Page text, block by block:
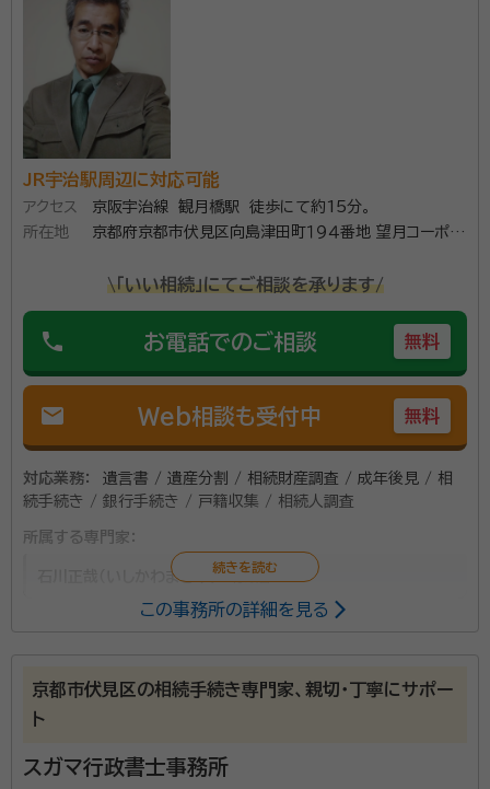
JR宇治駅周辺に対応可能
アクセス
京阪宇治線 観月橋駅 徒歩にて約15分。
所在地
京都府京都市伏見区向島津田町１９４番地 望月コーポ２
\「いい相続」にてご相談を承ります/
phone お電話でのご相談 無料
mail Web相談も受付中 無料
対応業務：
遺言書 / 遺産分割 / 相続財産調査 / 成年後見 / 相
続手続き / 銀行手続き / 戸籍収集 / 相続人調査
所属する専門家：
石川正哉（いしかわまさや） 行政書士
意向を聞かせてください、それから面談によりすすめま
しょう。 報酬の目安はありますが、個別具体的に考慮し
て決定いたします。
資格等： 行政書士
この事務所の詳細を見る
京都市伏見区の相続手続き専門家、親切・丁寧にサポー
ト
スガマ行政書士事務所